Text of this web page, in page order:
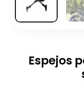
Espejos